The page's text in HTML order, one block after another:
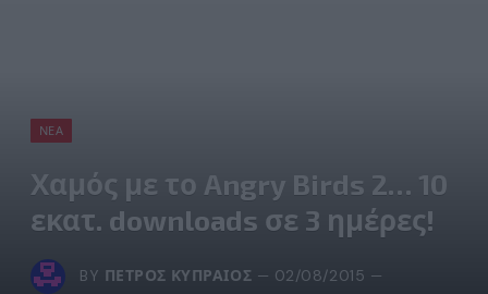
ΝΈΑ
Χαμός με το Angry Birds 2… 10
εκατ. downloads σε 3 ημέρες!
BY ΠΈΤΡΟΣ ΚΥΠΡΑΊΟΣ
02/08/2015